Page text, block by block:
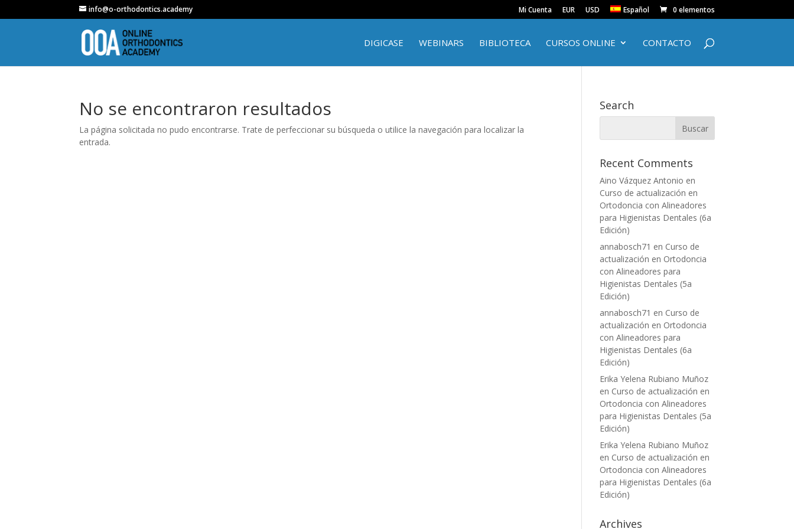
info@o-orthodontics.academy Mi Cuenta EUR USD Español 0 elementos
DIGICASE WEBINARS BIBLIOTECA CURSOS ONLINE CONTACTO
No se encontraron resultados
La página solicitada no pudo encontrarse. Trate de perfeccionar su búsqueda o utilice la navegación para localizar la
entrada.
Search
Recent Comments
Aino Vázquez Antonio en
Curso de actualización en
Ortodoncia con Alineadores
para Higienistas Dentales (6a
Edición)
annabosch71 en Curso de
actualización en Ortodoncia
con Alineadores para
Higienistas Dentales (5a
Edición)
annabosch71 en Curso de
actualización en Ortodoncia
con Alineadores para
Higienistas Dentales (6a
Edición)
Erika Yelena Rubiano Muñoz
en Curso de actualización en
Ortodoncia con Alineadores
para Higienistas Dentales (5a
Edición)
Erika Yelena Rubiano Muñoz
en Curso de actualización en
Ortodoncia con Alineadores
para Higienistas Dentales (6a
Edición)
Archives